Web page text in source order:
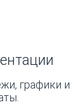
графики и